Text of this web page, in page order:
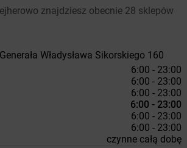
znajdziesz obecnie 28 sklepów
Generała Władysława Sikorskiego 160
6:00 - 23:00
6:00 - 23:00
6:00 - 23:00
6:00 - 23:00
6:00 - 23:00
6:00 - 23:00
czynne całą dobę